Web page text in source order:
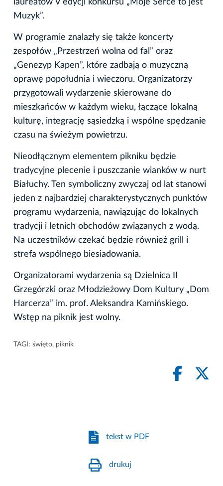
Muzyk”.
W programie znalazły się także koncerty
zespołów „Przestrzeń wolna od fal” oraz
„Genezyp Kapen”, które zadbają o muzyczną
oprawę popołudnia i wieczoru. Organizatorzy
przygotowali wydarzenie skierowane do
mieszkańców w każdym wieku, łączące lokalną
kulturę, integrację sąsiedzką i wspólne spędzanie
czasu na świeżym powietrzu.
Nieodłącznym elementem pikniku będzie
tradycyjne plecenie i puszczanie wianków w nurt
Białuchy. Ten symboliczny zwyczaj od lat stanowi
jeden z najbardziej charakterystycznych punktów
programu wydarzenia, nawiązując do lokalnych
tradycji i letnich obchodów związanych z wodą.
Na uczestników czekać będzie również grill i
strefa wspólnego biesiadowania.
Organizatorami wydarzenia są Dzielnica II
Grzegórzki oraz Młodzieżowy Dom Kultury „Dom
Harcerza” im. prof. Aleksandra Kamińskiego.
Wstęp na piknik jest wolny.
TAGI: święto, piknik
tekst w PDF
drukuj